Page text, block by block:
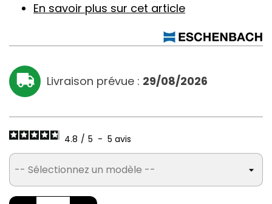
En savoir plus sur cet article
Livraison prévue : 29/08/2026
4.8 / 5 - 5 avis